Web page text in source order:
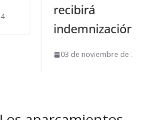
recibirá
indemnización
03 de noviembre de 2020